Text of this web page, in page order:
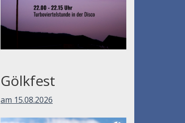
Gölkfest
am 15.08.2026